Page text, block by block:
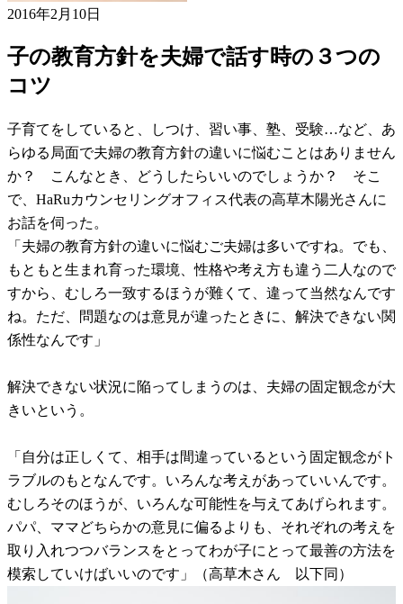
2016年2月10日
子の教育方針を夫婦で話す時の３つの
コツ
子育てをしていると、しつけ、習い事、塾、受験…など、あ
らゆる局面で夫婦の教育方針の違いに悩むことはありません
か？ こんなとき、どうしたらいいのでしょうか？ そこ
で、HaRuカウンセリングオフィス代表の高草木陽光さんに
お話を伺った。
「夫婦の教育方針の違いに悩むご夫婦は多いですね。でも、
もともと生まれ育った環境、性格や考え方も違う二人なので
すから、むしろ一致するほうが難くて、違って当然なんです
ね。ただ、問題なのは意見が違ったときに、解決できない関
係性なんです」
解決できない状況に陥ってしまうのは、夫婦の固定観念が大
きいという。
「自分は正しくて、相手は間違っているという固定観念がト
ラブルのもとなんです。いろんな考えがあっていいんです。
むしろそのほうが、いろんな可能性を与えてあげられます。
パパ、ママどちらかの意見に偏るよりも、それぞれの考えを
取り入れつつバランスをとってわが子にとって最善の方法を
模索していけばいいのです」（高草木さん 以下同）